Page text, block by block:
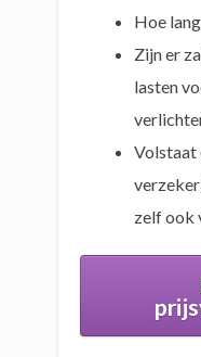
Hoe
Zijn er
lasten
Volstaat
zelf ook